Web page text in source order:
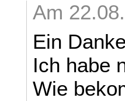
Am
Ein
Ich habe
Wie